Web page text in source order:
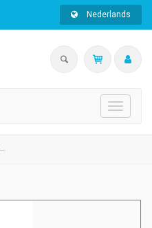
Nederlands
Toggle